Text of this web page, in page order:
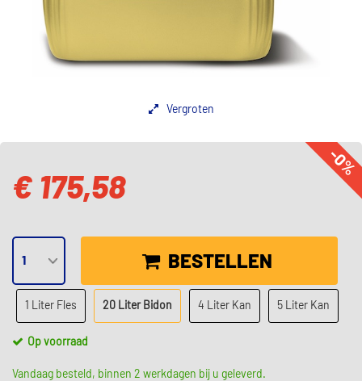
Vergroten
-0%
€ 175,58
BESTELLEN
1 Liter Fles 20 Liter Bidon 4 Liter Kan 5 Liter Kan
Op voorraad
Vandaag besteld, binnen 2 werkdagen bij u geleverd.